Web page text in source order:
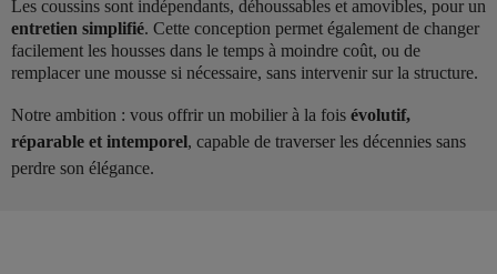
Les coussins sont indépendants, déhoussables et amovibles, pour un
entretien simplifié. Cette conception permet également de changer
facilement les housses dans le temps à moindre coût, ou de
remplacer une mousse si nécessaire, sans intervenir sur la structure.
Notre ambition : vous offrir un mobilier à la fois évolutif,
réparable et intemporel, capable de traverser les décennies sans
perdre son élégance.